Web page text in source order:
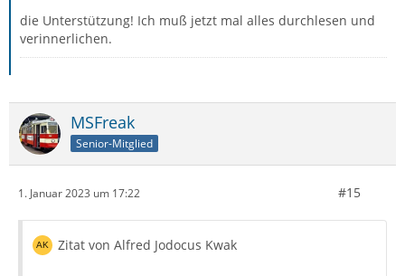
die Unterstützung! Ich muß jetzt mal alles durchlesen und
verinnerlichen.
MSFreak
Senior-Mitglied
1. Januar 2023 um 17:22 #15
Zitat von Alfred Jodocus Kwak